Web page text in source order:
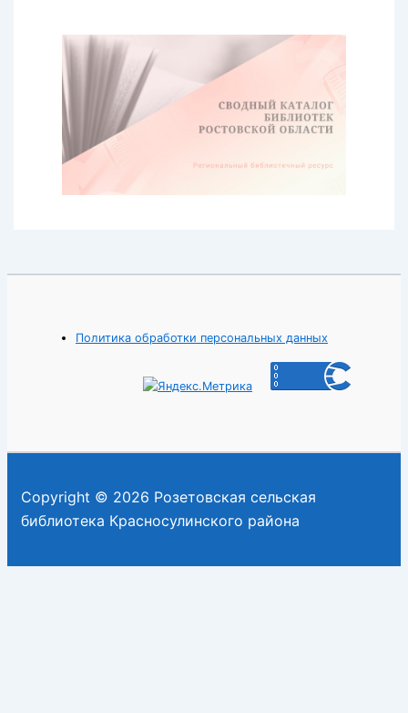
Политика обработки персональных данных
Copyright © 2026 Розетовская сельская
библиотека Красносулинского района